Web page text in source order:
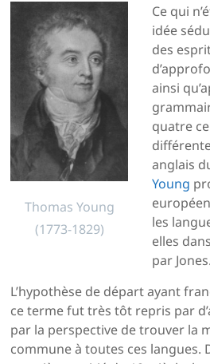
Thomas Young
(1773-1829)
Ce qui
idée
des
ainsi
quatre
anglais
Young
les
elles
par Jones.
L’hypothèse de départ ayant
ce terme fut très tôt repris par
par la perspective de trouver la
commune à toutes ces langues.